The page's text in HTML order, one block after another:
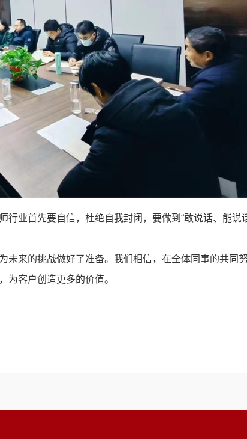
行业首先要自信，杜绝自我封闭，要做到“敢说话、能说
未来的挑战做好了准备。我们相信，在全体同事的共同
为客户创造更多的价值。